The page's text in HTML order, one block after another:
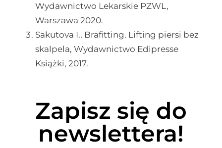
Wydawnictwo Lekarskie PZWL,
Warszawa 2020.
Sakutova I., Brafitting. Lifting piersi bez
skalpela, Wydawnictwo Edipresse
Książki, 2017.
Zapisz się do
newslettera!